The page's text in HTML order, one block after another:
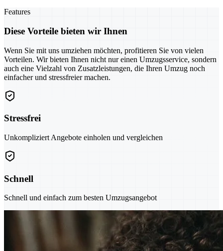
Features
Diese Vorteile bieten wir Ihnen
Wenn Sie mit uns umziehen möchten, profitieren Sie von vielen
Vorteilen. Wir bieten Ihnen nicht nur einen Umzugsservice, sondern
auch eine Vielzahl von Zusatzleistungen, die Ihren Umzug noch
einfacher und stressfreier machen.
Stressfrei
Unkompliziert Angebote einholen und vergleichen
Schnell
Schnell und einfach zum besten Umzugsangebot